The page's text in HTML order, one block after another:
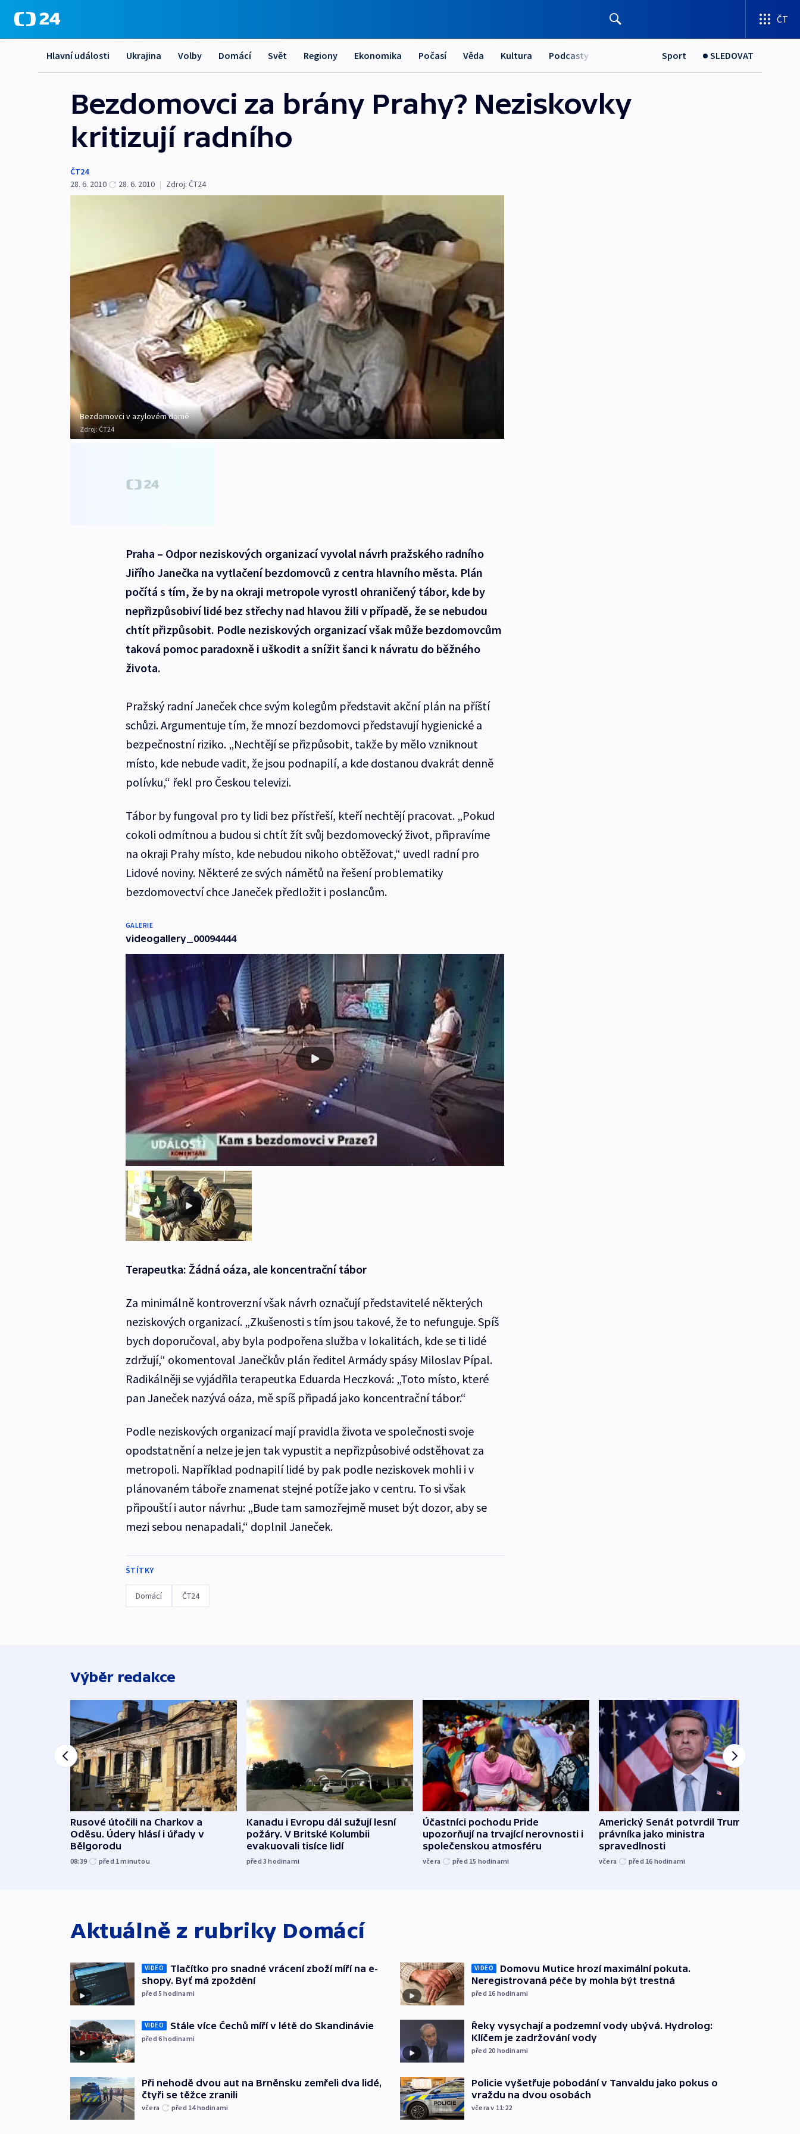
ČT
Hlavní události Ukrajina Volby Domácí Svět Regiony Ekonomika Počasí Věda Kultura Podcasty Sport SLEDOVAT
Bezdomovci za brány Prahy? Neziskovky
kritizují radního
ČT24
28. 6. 2010
28. 6. 2010 | Zdroj: ČT24
Bezdomovci v azylovém domě
Zdroj: ČT24
Praha – Odpor neziskových organizací vyvolal návrh pražského radního
Jiřího Janečka na vytlačení bezdomovců z centra hlavního města. Plán
počítá s tím, že by na okraji metropole vyrostl ohraničený tábor, kde by
nepřizpůsobiví lidé bez střechy nad hlavou žili v případě, že se nebudou
chtít přizpůsobit. Podle neziskových organizací však může bezdomovcům
taková pomoc paradoxně i uškodit a snížit šanci k návratu do běžného
života.
Pražský radní Janeček chce svým kolegům představit akční plán na příští
schůzi. Argumentuje tím, že mnozí bezdomovci představují hygienické a
bezpečnostní riziko. „Nechtějí se přizpůsobit, takže by mělo vzniknout
místo, kde nebude vadit, že jsou podnapilí, a kde dostanou dvakrát denně
polívku,“ řekl pro Českou televizi.
Tábor by fungoval pro ty lidi bez přístřeší, kteří nechtějí pracovat. „Pokud
cokoli odmítnou a budou si chtít žít svůj bezdomovecký život, připravíme
na okraji Prahy místo, kde nebudou nikoho obtěžovat,“ uvedl radní pro
Lidové noviny. Některé ze svých námětů na řešení problematiky
bezdomovectví chce Janeček předložit i poslancům.
GALERIE
videogallery_00094444
Terapeutka: Žádná oáza, ale koncentrační tábor
Za minimálně kontroverzní však návrh označují představitelé některých
neziskových organizací. „Zkušenosti s tím jsou takové, že to nefunguje. Spíš
bych doporučoval, aby byla podpořena služba v lokalitách, kde se ti lidé
zdržují,“ okomentoval Janečkův plán ředitel Armády spásy Miloslav Pípal.
Radikálněji se vyjádřila terapeutka Eduarda Heczková: „Toto místo, které
pan Janeček nazývá oáza, mě spíš připadá jako koncentrační tábor.“
Podle neziskových organizací mají pravidla života ve společnosti svoje
opodstatnění a nelze je jen tak vypustit a nepřizpůsobivé odstěhovat za
metropoli. Například podnapilí lidé by pak podle neziskovek mohli i v
plánovaném táboře znamenat stejné potíže jako v centru. To si však
připouští i autor návrhu: „Bude tam samozřejmě muset být dozor, aby se
mezi sebou nenapadali,“ doplnil Janeček.
ŠTÍTKY
Domácí ČT24
Výběr redakce
Rusové útočili na Charkov a
Oděsu. Údery hlásí i úřady v
Bělgorodu
08:39 před 1minutou
Kanadu i Evropu dál sužují lesní
požáry. V Britské Kolumbii
evakuovali tisíce lidí
před 3hodinami
Účastníci pochodu Pride
upozorňují na trvající nerovnosti i
společenskou atmosféru
včera před 15 hodinami
Americký Senát potvrdil Trumpova
právníka jako ministra
spravedlnosti
včera před 16 hodinami
Aktuálně z rubriky Domácí
VIDEO
Tlačítko pro snadné vrácení zboží míří na e-
shopy. Byť má zpoždění
před 5hodinami
VIDEO Stále více Čechů míří v létě do Skandinávie
před 6hodinami
Při nehodě dvou aut na Brněnsku zemřeli dva lidé,
čtyři se těžce zranili
včera před 14hodinami
VIDEO
Domovu Mutice hrozí maximální pokuta.
Neregistrovaná péče by mohla být trestná
před 16 hodinami
Řeky vysychají a podzemní vody ubývá. Hydrolog:
Klíčem je zadržování vody
před 20 hodinami
Policie vyšetřuje pobodání v Tanvaldu jako pokus o
vraždu na dvou osobách
včera v 11:22